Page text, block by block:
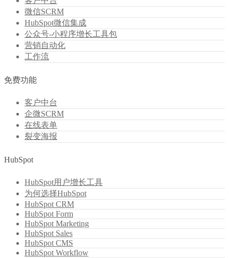
微信SCRM
HubSpot微信集成
公众号-小程序增长工具包
营销自动化
工作流
免费功能
客户中台
企微SCRM
在线表单
裂变海报
HubSpot
HubSpot用户增长工具
为何选择HubSpot
HubSpot CRM
HubSpot Form
HubSpot Marketing
HubSpot Sales
HubSpot CMS
HubSpot Workflow